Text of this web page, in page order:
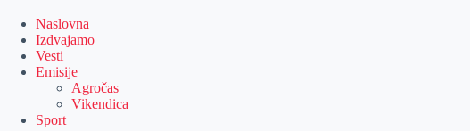
content
Naslovna
Izdvajamo
Vesti
Emisije
Agročas
Vikendica
Sport